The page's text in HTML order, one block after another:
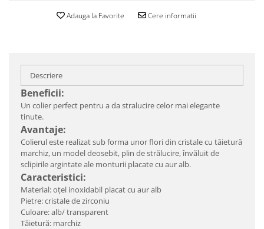
Adauga la Favorite Cere informatii
Descriere
Beneficii:
Un colier perfect pentru a da stralucire celor mai elegante
tinute.
Avantaje:
Colierul este realizat sub forma unor flori din cristale cu tăietură
marchiz, un model deosebit, plin de strălucire, învăluit de
sclipirile argintate ale monturii placate cu aur alb.
Caracteristici:
Material: oțel inoxidabil placat cu aur alb
Pietre: cristale de zirconiu
Culoare: alb/ transparent
Tăietură: marchiz